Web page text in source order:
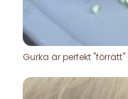
Gurka är perfekt